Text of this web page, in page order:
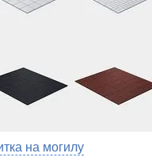
на могилу